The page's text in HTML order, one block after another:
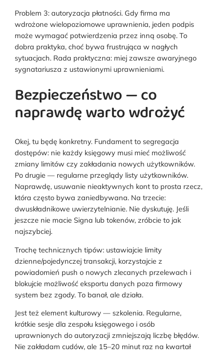
Problem 3: autoryzacja płatności. Gdy firma ma
wdrożone wielopoziomowe uprawnienia, jeden podpis
może wymagać potwierdzenia przez inną osobę. To
dobra praktyka, choć bywa frustrująca w nagłych
sytuacjach. Rada praktyczna: miej zawsze awaryjnego
sygnatariusza z ustawionymi uprawnieniami.
Bezpieczeństwo — co
naprawdę warto wdrożyć
Okej, tu będę konkretny. Fundament to segregacja
dostępów: nie każdy księgowy musi mieć możliwość
zmiany limitów czy zakładania nowych użytkowników.
Po drugie — regularne przeglądy listy użytkowników.
Naprawdę, usuwanie nieaktywnych kont to prosta rzecz,
która często bywa zaniedbywana. Na trzecie:
dwuskładnikowe uwierzytelnianie. Nie dyskutuję. Jeśli
jeszcze nie macie Signa lub tokenów, zróbcie to jak
najszybciej.
Trochę technicznych tipów: ustawiajcie limity
dzienne/pojedynczej transakcji, korzystajcie z
powiadomień push o nowych zlecanych przelewach i
blokujcie możliwość eksportu danych poza firmowy
system bez zgody. To banał, ale działa.
Jest też element kulturowy — szkolenia. Regularne,
krótkie sesje dla zespołu księgowego i osób
uprawnionych do autoryzacji zmniejszają liczbę błędów.
Nie zakładam cudów, ale 15–20 minut raz na kwartał